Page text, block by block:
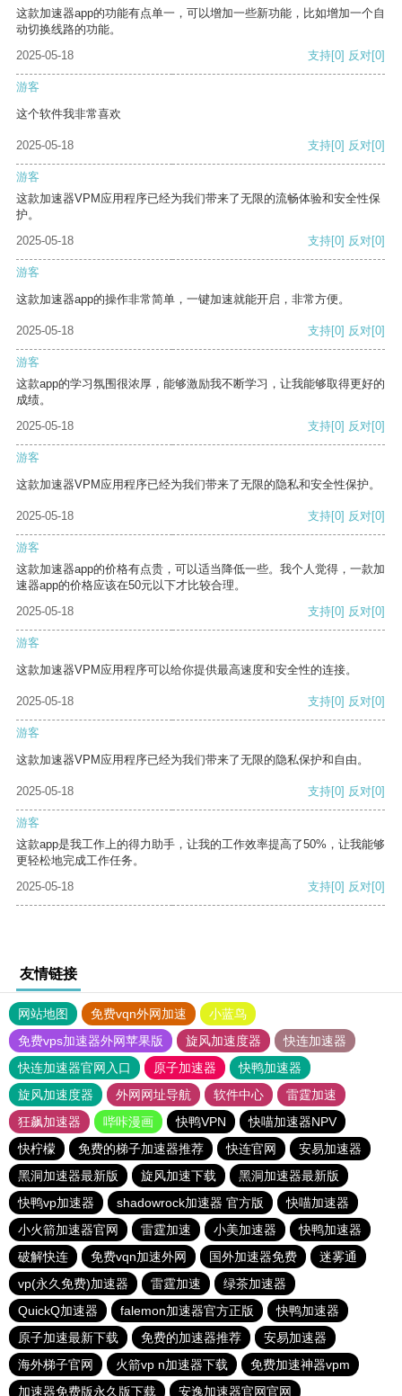
这款加速器app的功能有点单一，可以增加一些新功能，比如增加一个自
动切换线路的功能。
2025-05-18
支持[0] 反对[0]
游客
这个软件我非常喜欢
2025-05-18 支持[0] 反对[0]
游客
这款加速器VPM应用程序已经为我们带来了无限的流畅体验和安全性保
护。
2025-05-18
支持[0] 反对[0]
游客
这款加速器app的操作非常简单，一键加速就能开启，非常方便。
2025-05-18 支持[0] 反对[0]
游客
这款app的学习氛围很浓厚，能够激励我不断学习，让我能够取得更好的
成绩。
2025-05-18
支持[0] 反对[0]
游客
这款加速器VPM应用程序已经为我们带来了无限的隐私和安全性保护。
2025-05-18 支持[0] 反对[0]
游客
这款加速器app的价格有点贵，可以适当降低一些。我个人觉得，一款加
速器app的价格应该在50元以下才比较合理。
2025-05-18
支持[0] 反对[0]
游客
这款加速器VPM应用程序可以给你提供最高速度和安全性的连接。
2025-05-18 支持[0] 反对[0]
游客
这款加速器VPM应用程序已经为我们带来了无限的隐私保护和自由。
2025-05-18 支持[0] 反对[0]
游客
这款app是我工作上的得力助手，让我的工作效率提高了50%，让我能够
更轻松地完成工作任务。
2025-05-18
支持[0] 反对[0]
友情链接
网站地图 免费vqn外网加速
小蓝鸟
免费vps加速器外网苹果版
旋风加速度器
快连加速器
快连加速器官网入口
原子加速器
快鸭加速器
旋风加速度器
外网网址导航 软件中心
雷霆加速
狂飙加速器
哔咔漫画 快鸭VPN
快喵加速器NPV
快柠檬
免费的梯子加速器推荐 快连官网
安易加速器
黑洞加速器最新版
旋风加速下载
黑洞加速器最新版
快鸭vp加速器
shadowrock加速器 官方版
快喵加速器
小火箭加速器官网
雷霆加速 小美加速器
快鸭加速器
破解快连
免费vqn加速外网 国外加速器免费
迷雾通
vp(永久免费)加速器
雷霆加速
绿茶加速器
QuickQ加速器
falemon加速器官方正版
快鸭加速器
原子加速最新下载
免费的加速器推荐
安易加速器
海外梯子官网
火箭vp n加速器下载
免费加速神器vpm
加速器免费版永久版下载
安逸加速器官网官网